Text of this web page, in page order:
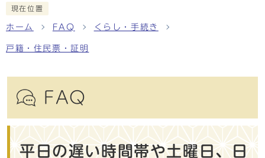
現在位置
ホーム FAQ くらし・手続き
戸籍・住民票・証明
FAQ
平日の遅い時間帯や土曜日、日